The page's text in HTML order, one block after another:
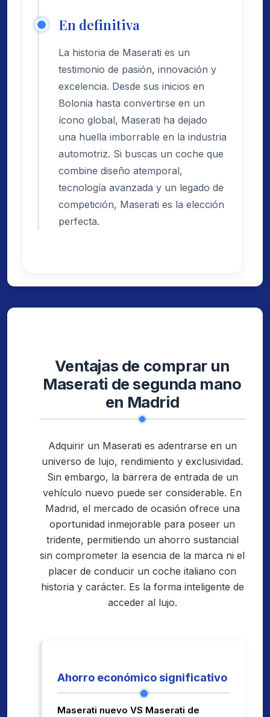
En definitiva
La historia de Maserati es un
testimonio de pasión, innovación y
excelencia. Desde sus inicios en
Bolonia hasta convertirse en un
ícono global, Maserati ha dejado
una huella imborrable en la industria
automotriz. Si buscas un coche que
combine diseño atemporal,
tecnología avanzada y un legado de
competición, Maserati es la elección
perfecta.
Ventajas de comprar un
Maserati de segunda mano
en Madrid
Adquirir un Maserati es adentrarse en un
universo de lujo, rendimiento y exclusividad.
Sin embargo, la barrera de entrada de un
vehículo nuevo puede ser considerable. En
Madrid, el mercado de ocasión ofrece una
oportunidad inmejorable para poseer un
tridente, permitiendo un ahorro sustancial
sin comprometer la esencia de la marca ni el
placer de conducir un coche italiano con
historia y carácter. Es la forma inteligente de
acceder al lujo.
Ahorro económico significativo
Maserati nuevo VS Maserati de